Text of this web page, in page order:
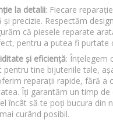
la detalii: Fiecare
și precizie. Respectăm
că piesele reparate
pentru a putea fi purtate
și eficiență: Înțelegem
pentru tine bijuteriile tale,
reparații rapide, fără a
Îți garantăm un timp de
încât să te poți bucura din
curând posibil.